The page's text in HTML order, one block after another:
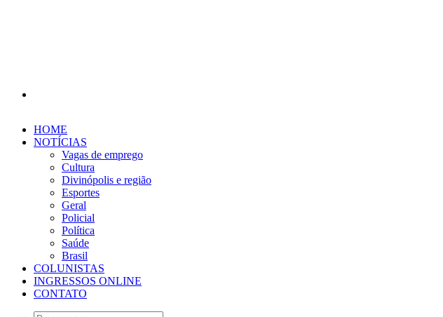
HOME
NOTÍCIAS
Vagas de emprego
Cultura
Divinópolis e região
Esportes
Geral
Policial
Política
Saúde
Brasil
COLUNISTAS
INGRESSOS ONLINE
CONTATO